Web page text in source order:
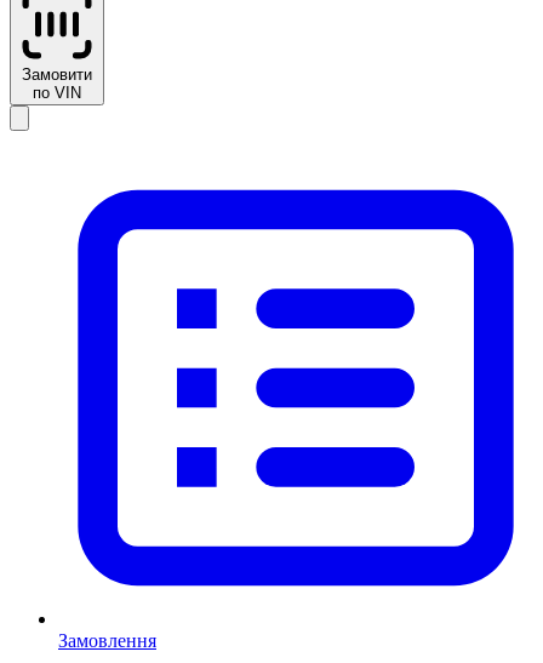
Замовити
по VIN
Замовлення